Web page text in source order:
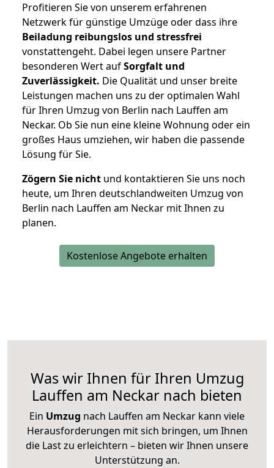
Profitieren Sie von unserem erfahrenen
Netzwerk für günstige Umzüge oder dass ihre
Beiladung reibungslos und stressfrei
vonstattengeht. Dabei legen unsere Partner
besonderen Wert aufSorgfalt und
Zuverlässigkeit. Die Qualität und unser breite
Leistungen machen uns zu der optimalen Wahl
für Ihren Umzug von Berlin nach Lauffen am
Neckar. Ob Sie nun eine kleine Wohnung oder ein
großes Haus umziehen, wir haben die passende
Lösung für Sie.
Zögern Sie nicht und kontaktieren Sie uns noch
heute, um Ihren deutschlandweiten Umzug von
Berlin nach Lauffen am Neckar mit Ihnen zu
planen.
Kostenlose Angebote erhalten
Was wir Ihnen für Ihren Umzug
Lauffen am Neckar nach bieten
Ein Umzug nach Lauffen am Neckar kann viele
Herausforderungen mit sich bringen, um Ihnen
die Last zu erleichtern – bieten wir Ihnen unsere
Unterstützung an.